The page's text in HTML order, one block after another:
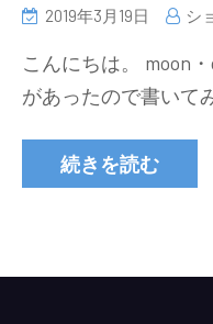
2019年3月19日 シ
こんにちは。 moon
があったので書いて
続きを読む